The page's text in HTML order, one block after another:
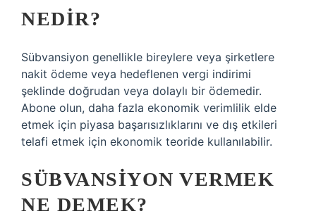
NEDIR?
Sübvansiyon genellikle bireylere veya şirketlere
nakit ödeme veya hedeflenen vergi indirimi
şeklinde doğrudan veya dolaylı bir ödemedir.
Abone olun, daha fazla ekonomik verimlilik elde
etmek için piyasa başarısızlıklarını ve dış etkileri
telafi etmek için ekonomik teoride kullanılabilir.
SÜBVANSIYON VERMEK
NE DEMEK?